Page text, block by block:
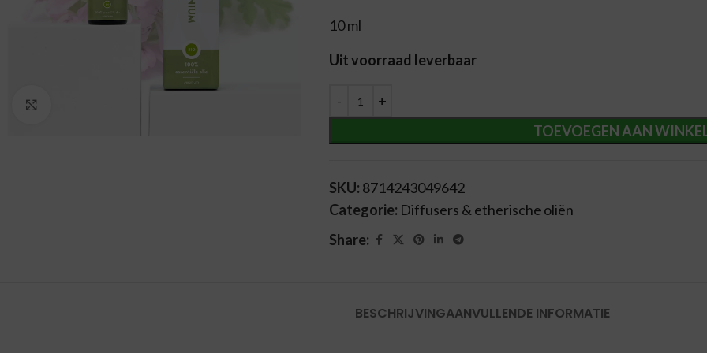
10 ml
Uit voorraad leverbaar
TOEVOEGEN AAN
Alternative:
SKU: 8714243049642
Categorie: Diffusers & etherische oliën
Share:
BESCHRIJVINGAANVULLENDE INFORMATIE